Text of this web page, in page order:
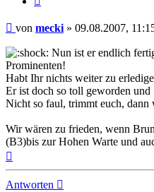
Beitrag
von mecki » 09.08.2007,
Nun ist er endlich
Prominenten!
Habt Ihr nichts weiter zu
Er ist doch so toll geworden
Nicht so faul, trimmt euch, dann
Wir wären zu frieden, wenn
(B3)bis zur Hohen Warte und
Antworten